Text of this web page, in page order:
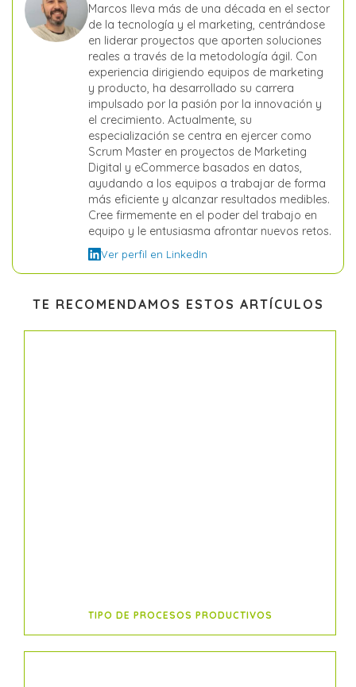
Marcos lleva más de una década en el sector
de la tecnología y el marketing, centrándose
en liderar proyectos que aporten soluciones
reales a través de la metodología ágil. Con
experiencia dirigiendo equipos de marketing
y producto, ha desarrollado su carrera
impulsado por la pasión por la innovación y
el crecimiento. Actualmente, su
especialización se centra en ejercer como
Scrum Master en proyectos de Marketing
Digital y eCommerce basados en datos,
ayudando a los equipos a trabajar de forma
más eficiente y alcanzar resultados medibles.
Cree firmemente en el poder del trabajo en
equipo y le entusiasma afrontar nuevos retos.
Ver perfil en LinkedIn
TE RECOMENDAMOS ESTOS ARTÍCULOS
TIPO DE PROCESOS PRODUCTIVOS